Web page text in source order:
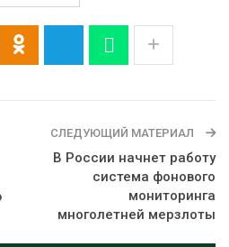
СЛЕДУЮЩИЙ МАТЕРИАЛ
В России начнет работу
система фонового
мониторинга
многолетней мерзлоты